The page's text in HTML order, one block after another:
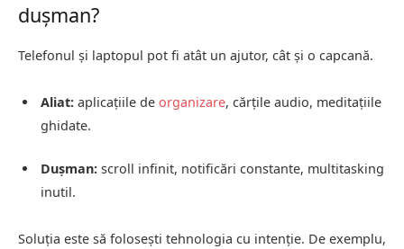
dușman?
Telefonul și laptopul pot fi atât un ajutor, cât și o capcană.
Aliat: aplicațiile de organizare, cărțile audio, meditațiile
ghidate.
Dușman: scroll infinit, notificări constante, multitasking
inutil.
Soluția este să folosești tehnologia cu intenție. De exemplu,